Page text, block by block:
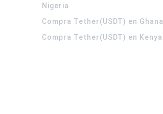
Nigeria
Compra Tether(USDT) en Ghana
Compra Tether(USDT) en Kenya